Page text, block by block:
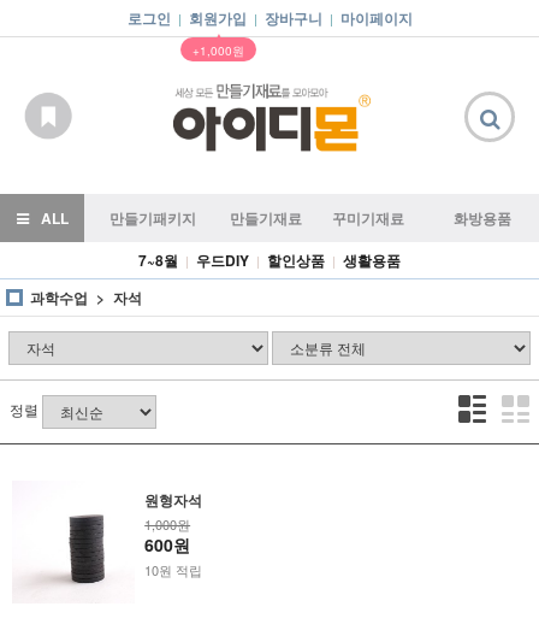
로그인 | 회원가입 |
▲
+1,000원
장바구니 | 마이페이지
ALL 만들기패키지 만들기재료 꾸미기재료
화방용품
7~8월 | 우드DIY | 할인상품 | 생활용품
과학수업
자석
정렬
원형자석
1,000원
600원
10원 적립